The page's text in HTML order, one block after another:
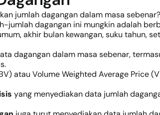
jumlah dagangan dalam masa
jumlah dagangan ini mungkin adalah
akhir bulan kewangan, suku tahun,
dagangan dalam masa sebenar,
atau Volume Weighted Average Price
yang menyediakan data jumlah